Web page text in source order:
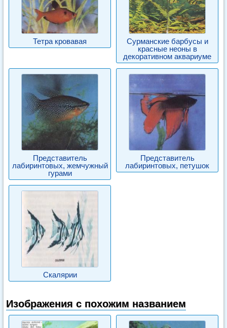
Тетра кровавая
Сурманские барбусы и
красные неоны в
декоративном аквариуме
Представитель
лабиринтовых, жемчужный
гурами
Представитель
лабиринтовых, петушок
Скалярии
Изображения с похожим названием